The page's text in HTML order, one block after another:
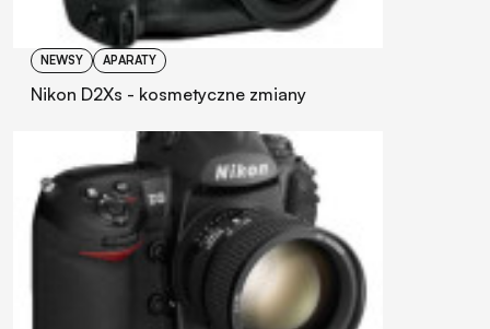
NEWSY APARATY
Nikon D2Xs - kosmetyczne zmiany